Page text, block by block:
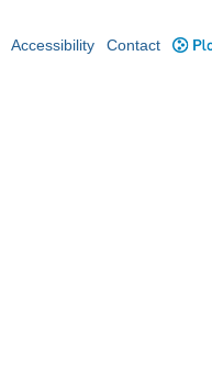
Accessibility Contact